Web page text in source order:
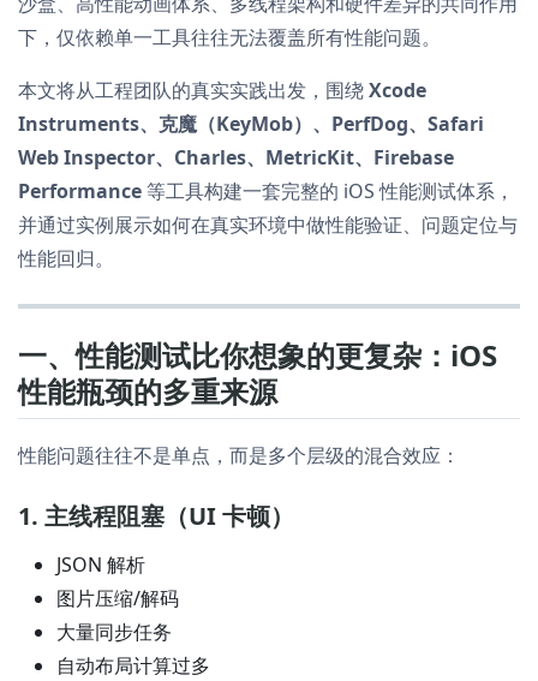
下，仅依赖单一工具往往无法覆盖所有性能问题。
本文将从工程团队的真实实践出发，围绕Xcode
Instruments、克魔（KeyMob）、PerfDog、Safari
Web Inspector、Charles、MetricKit、Firebase
Performance 等工具构建一套完整的 iOS 性能测试体系，
并通过实例展示如何在真实环境中做性能验证、问题定位与
性能回归。
一、性能测试比你想象的更复杂：iOS
性能瓶颈的多重来源
性能问题往往不是单点，而是多个层级的混合效应：
1. 主线程阻塞（UI 卡顿）
JSON 解析
图片压缩/解码
大量同步任务
自动布局计算过多